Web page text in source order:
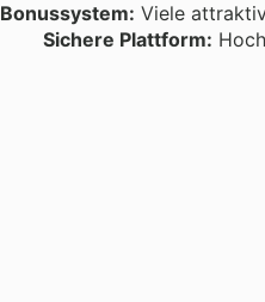
Bonussystem: Viele
Sichere Plattform: